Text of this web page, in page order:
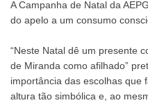
A Campanha de Natal da
do apelo a um consumo
“Neste Natal dê um presente
de Miranda como afilhado”
importância das escolhas que
altura tão simbólica e, ao